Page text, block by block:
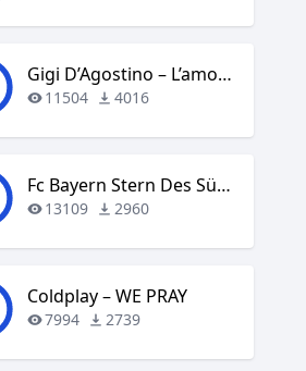
Gigi D’Agostino – L’amour Toujours
11504 4016
Fc Bayern Stern Des Südens
13109 2960
Coldplay – WE PRAY
7994 2739